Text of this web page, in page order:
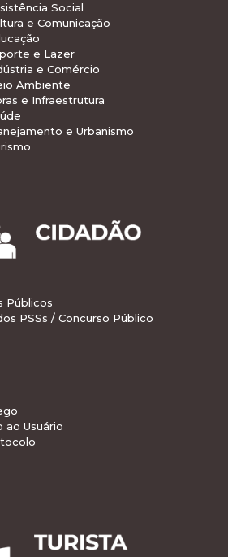
Social
e Comunicação
e Lazer
e Comércio
Ambiente
e Infraestrutura
e Urbanismo
Públicos
PSSs / Concurso Público
ao Usuário